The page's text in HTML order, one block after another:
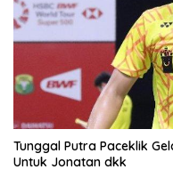
Tunggal Putra Paceklik
Untuk Jonatan dkk